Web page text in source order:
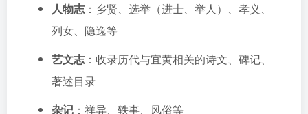
人物志：乡贤、选举（进士、举人）、孝义、
列女、隐逸等
艺文志：收录历代与宜黄相关的诗文、碑记、
著述目录
杂记 ：祥异、轶事、风俗等